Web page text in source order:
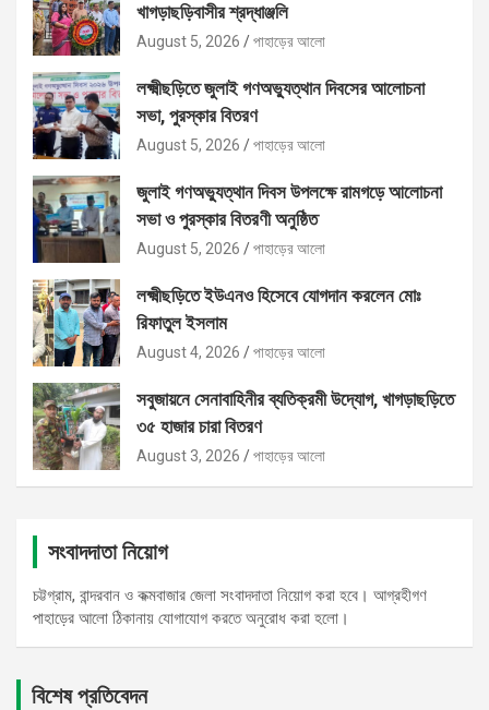
খাগড়াছড়িবাসীর শ্রদ্ধাঞ্জলি
August 5, 2026 পাহাড়ের আলো
লক্ষ্মীছড়িতে জুলাই গণঅভ্যুত্থান দিবসের আলোচনা
সভা, পুরস্কার বিতরণ
August 5, 2026 পাহাড়ের আলো
জুলাই গণঅভ্যুত্থান দিবস উপলক্ষে রামগড়ে আলোচনা
সভা ও পুরস্কার বিতরণী অনুষ্ঠিত
August 5, 2026 পাহাড়ের আলো
লক্ষ্মীছড়িতে ইউএনও হিসেবে যোগদান করলেন মোঃ
রিফাতুল ইসলাম
August 4, 2026 পাহাড়ের আলো
সবুজায়নে সেনাবাহিনীর ব্যতিক্রমী উদ্যোগ, খাগড়াছড়িতে
৩৫ হাজার চারা বিতরণ
August 3, 2026 পাহাড়ের আলো
সংবাদদাতা নিয়োগ
চট্টগ্রাম, বান্দরবান ও কক্মবাজার জেলা সংবাদদাতা নিয়োগ করা হবে। আগ্রহীগণ
পাহাড়ের আলো ঠিকানায় যোগাযোগ করতে অনুরোধ করা হলো।
বিশেষ প্রতিবেদন